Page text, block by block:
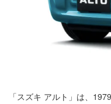
「スズキ アルト」は、